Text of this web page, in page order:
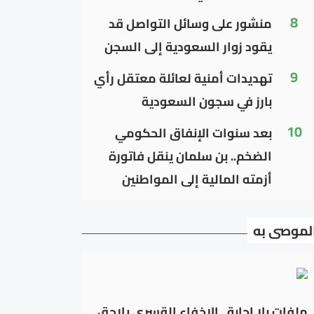
8
منشور على وسائل التواصل قد
يقود زوار السعودية إلى السجن
9
تهديدات أمنية لعائلة معتقل رأي
بارز في سجون السعودية
10
بعد سنوات الإنفاق الحكومي
الضخم.. بن سلمان ينقل فاتورة
أزمته المالية إلى المواطنين
به